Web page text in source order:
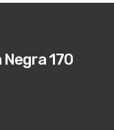
170